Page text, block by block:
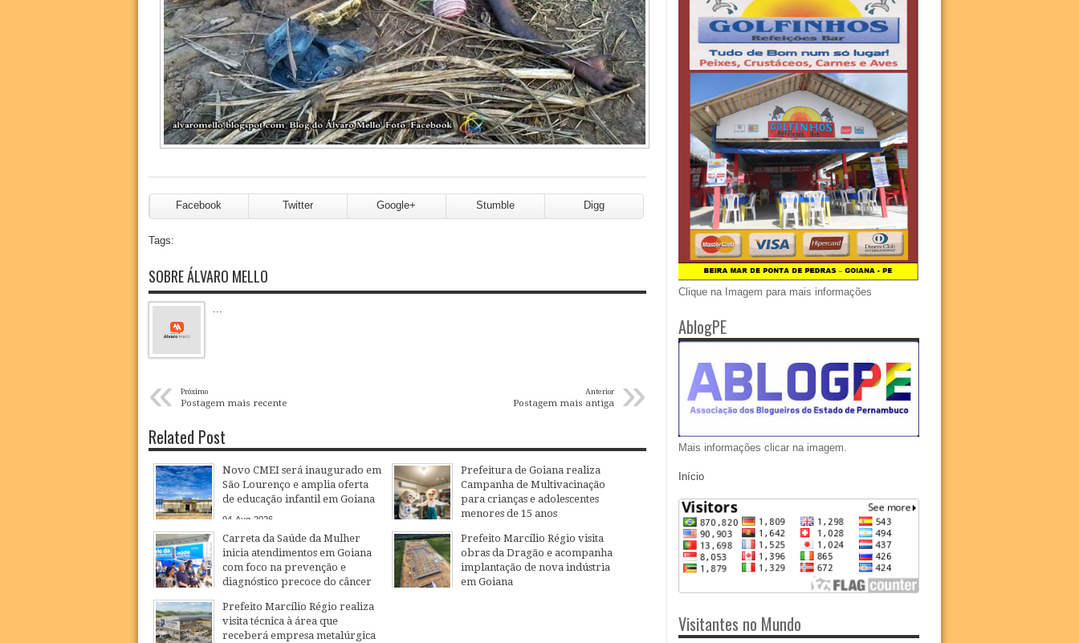
Facebook Twitter Google+ Stumble Digg
Tags:
SOBRE ÁLVARO MELLO
...
« Próximo
Postagem mais recente »
Anterior
Postagem mais antiga
Related Post
Novo CMEI será inaugurado em
São Lourenço e amplia oferta
de educação infantil em Goiana
04 Aug 2026
Prefeitura de Goiana realiza
Campanha de Multivacinação
para crianças e adolescentes
menores de 15 anos
04 Aug 2026
Carreta da Saúde da Mulher
inicia atendimentos em Goiana
com foco na prevenção e
diagnóstico precoce do câncer
27 Jul 2026
Prefeito Marcílio Régio visita
obras da Dragão e acompanha
implantação de nova indústria
em Goiana
Prefeito Marcílio Régio realiza
visita técnica à área que
receberá empresa metalúrgica
Clique na Imagem para mais informações
AblogPE
Mais informações clicar na imagem.
Início
Visitantes no Mundo